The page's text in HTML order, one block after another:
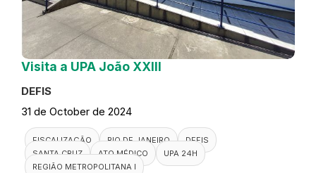
Visita a UPA João XXIII
DEFIS
31 de October de 2024
FISCALIZAÇÃO RIO DE JANEIRO
DEFIS
SANTA CRUZ
ATO MÉDICO
UPA 24H
REGIÃO METROPOLITANA I